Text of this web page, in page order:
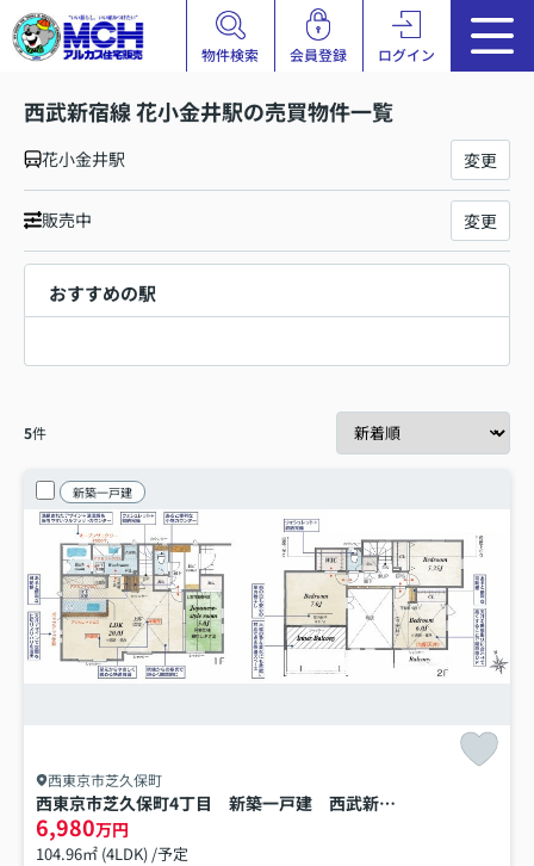
物件検索 会員登録 ログイン
西武新宿線 花小金井駅の売買物件一覧
花小金井駅 変更
販売中 変更
おすすめの駅
5件
新築一戸建
西東京市芝久保町
西東京市芝久保町4丁目 新築一戸建 西武新宿線 花小金井
6,980万円
104.96㎡ (4LDK) /予定